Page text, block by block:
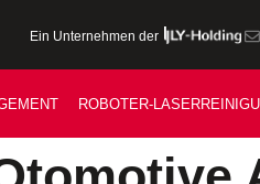
Ein Unternehmen der
ROBOTER-